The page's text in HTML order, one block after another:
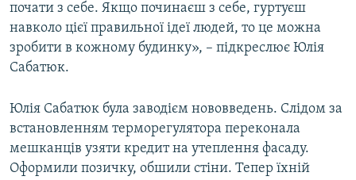
почати з себе. Якщо починаєш з себе, гуртуєш
навколо цієї правильної ідеї людей, то це можна
зробити в кожному будинку», – підкреслює Юлія
Сабатюк.
Юлія Сабатюк була заводієм нововведень. Слідом за
встановленням терморегулятора переконала
мешканців узяти кредит на утеплення фасаду.
Оформили позичку, обшили стіни. Тепер їхній